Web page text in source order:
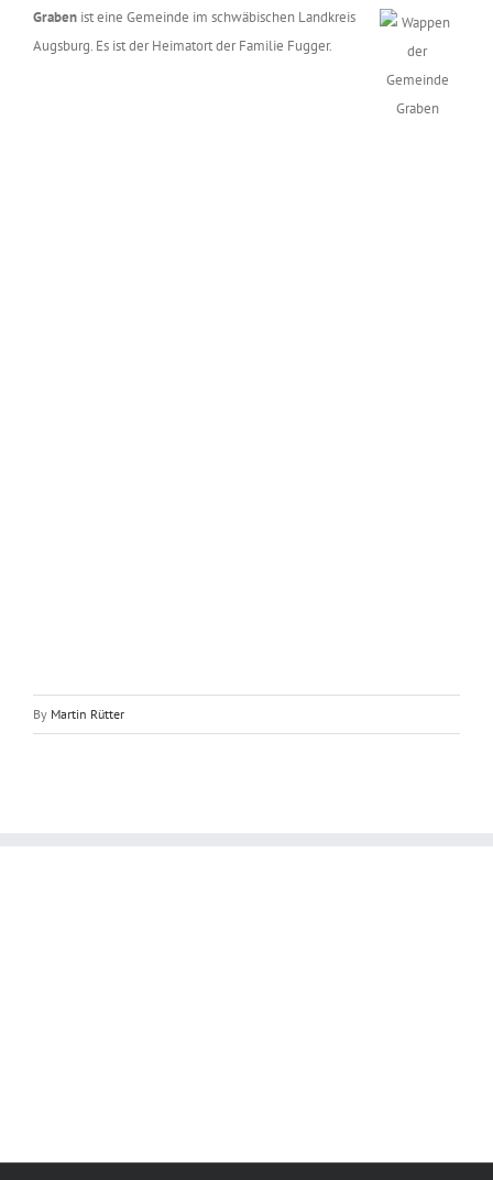
Graben ist eine Gemeinde im schwäbischen Landkreis
Augsburg. Es ist der Heimatort der Familie Fugger.
By Martin Rütter